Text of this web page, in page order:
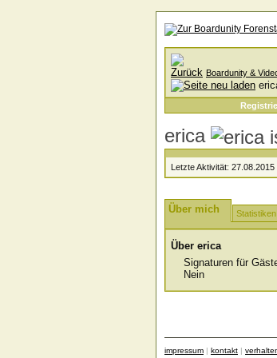
Boardunity &
erica
Letzte Aktivität: 27.08.2015
Über mich Statistiken
Über erica
Signaturen für
Nein
impressum | kontakt |